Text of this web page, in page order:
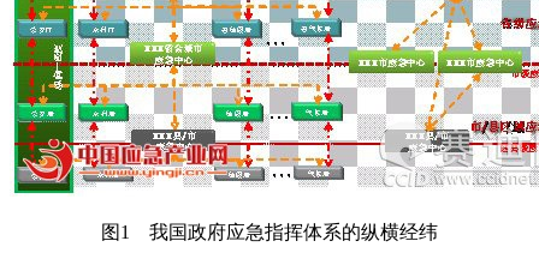
图1 我国政府应急指挥体系的纵横经纬